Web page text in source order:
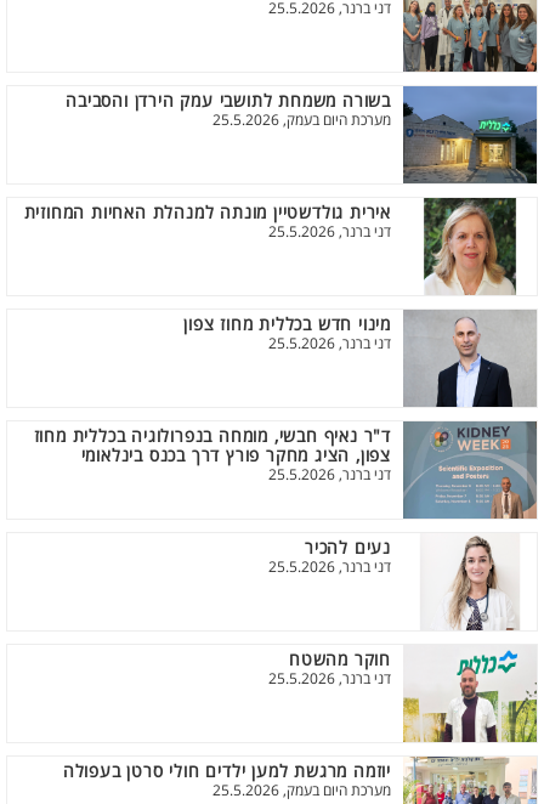
דני ברנר, 25.5.2026
בשורה משמחת לתושבי עמק הירדן והסביבה
מערכת היום בעמק, 25.5.2026
אירית גולדשטיין מונתה למנהלת האחיות המחוזית
דני ברנר, 25.5.2026
מינוי חדש בכללית מחוז צפון
דני ברנר, 25.5.2026
ד"ר נאיף חבשי, מומחה בנפרולוגיה בכללית מחוז
צפון, הציג מחקר פורץ דרך בכנס בינלאומי
דני ברנר, 25.5.2026
נעים להכיר
דני ברנר, 25.5.2026
חוקר מהשטח
דני ברנר, 25.5.2026
יוזמה מרגשת למען ילדים חולי סרטן בעפולה
מערכת היום בעמק, 25.5.2026